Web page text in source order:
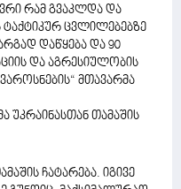
რამ გვაკლდა და
ცვლილებებზე
დაწყება და 90
და აგრესიულობის
მთავარმა
უკრაინასთან თამაშის
ჩატარება. იგივე